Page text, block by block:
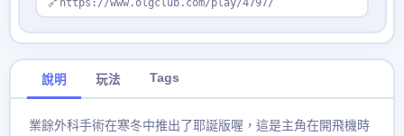
說明 玩法 Tags
業餘外科手術在寒冬中推出了耶誕版喔，這是主角在開飛機時